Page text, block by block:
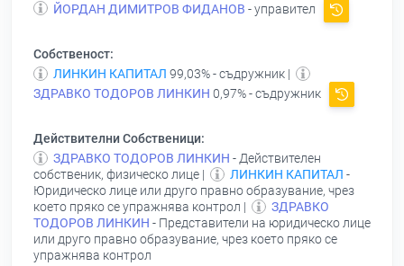
ЙОРДАН ДИМИТРОВ ФИДАНОВ - управител
Собственост:
ЛИНКИН КАПИТАЛ 99,03% - съдружник |
ЗДРАВКО ТОДОРОВ ЛИНКИН 0,97% - съдружник
Действителни Собственици:
ЗДРАВКО ТОДОРОВ ЛИНКИН - Действителен
собственик, физическо лице |
ЛИНКИН КАПИТАЛ -
Юридическо лице или друго правно образувание, чрез
което пряко се упражнява контрол |
ЗДРАВКО
ТОДОРОВ ЛИНКИН - Представители на юридическо лице
или друго правно образувание, чрез което пряко се
упражнява контрол